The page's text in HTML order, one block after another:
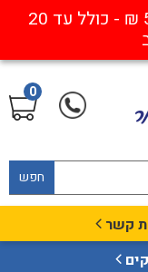
משלוחים חינם בהזמנות מעל 500 ₪ - כולל עד 20
חפש
0
קשר